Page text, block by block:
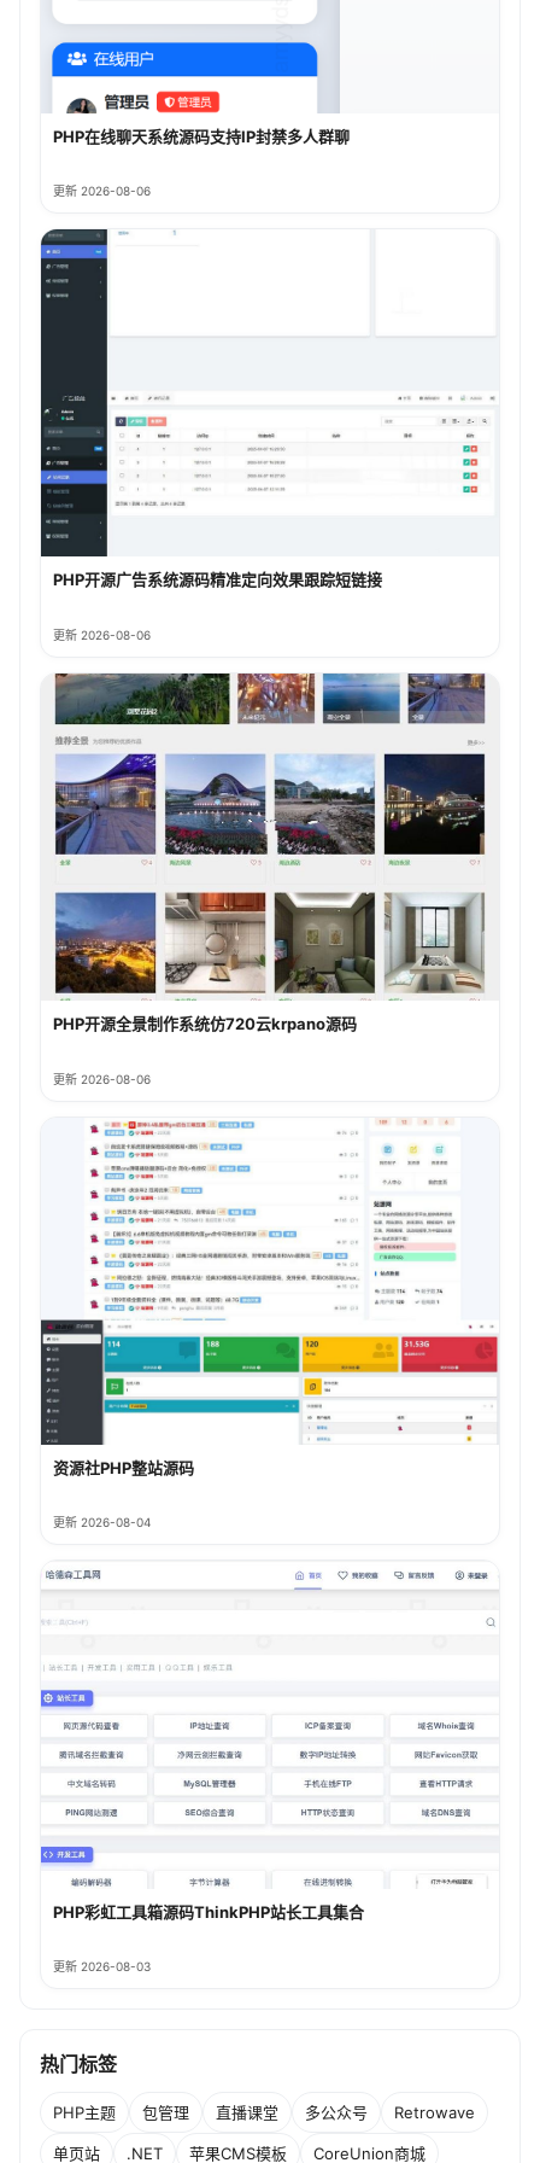
PHP在线聊天系统源码支持IP封禁多人群聊
更新 2026-08-06
PHP开源广告系统源码精准定向效果跟踪短链接
更新 2026-08-06
PHP开源全景制作系统仿720云krpano源码
更新 2026-08-06
资源社PHP整站源码
更新 2026-08-04
PHP彩虹工具箱源码ThinkPHP站长工具集合
更新 2026-08-03
热门标签
PHP主题 包管理 直播课堂 多公众号 Retrowave
单页站 .NET 苹果CMS模板 CoreUnion商城